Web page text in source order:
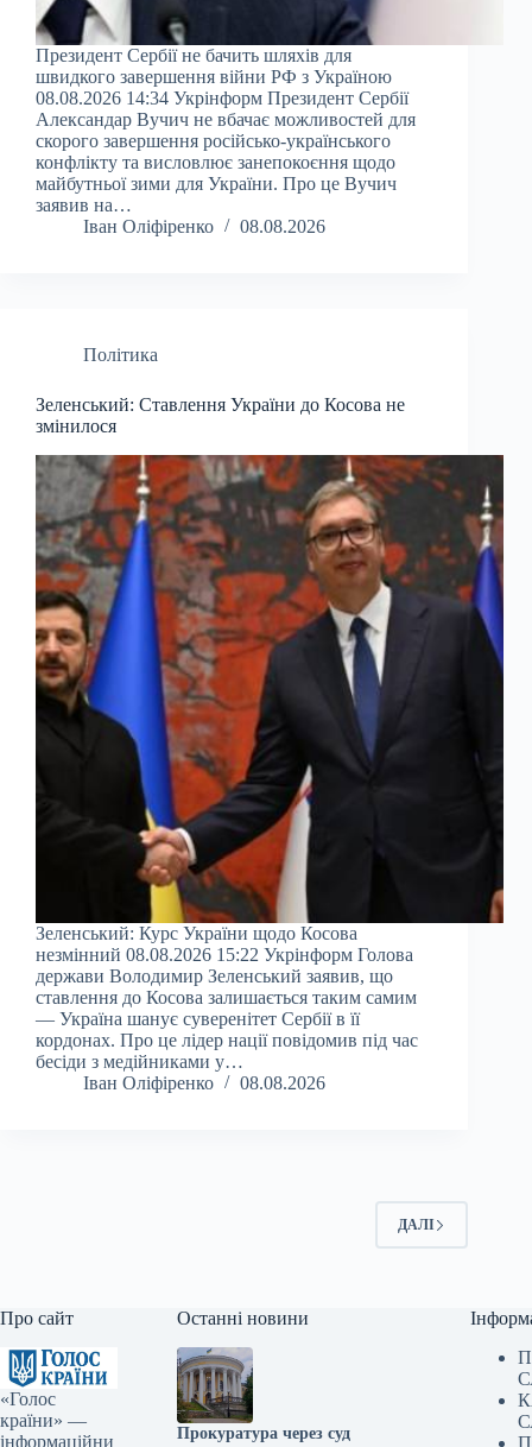
Президент Сербії не бачить шляхів для
швидкого завершення війни РФ з Україною
08.08.2026 14:34 Укрінформ Президент Сербії
Александар Вучич не вбачає можливостей для
скорого завершення російсько-українського
конфлікту та висловлює занепокоєння щодо
майбутньої зими для України. Про це Вучич
заявив на…
Іван Оліфіренко
08.08.2026
Політика
Зеленський: Ставлення України до Косова не
змінилося
Зеленський: Курс України щодо Косова
незмінний 08.08.2026 15:22 Укрінформ Голова
держави Володимир Зеленський заявив, що
ставлення до Косова залишається таким самим
— Україна шанує суверенітет Сербії в її
кордонах. Про це лідер нації повідомив під час
бесіди з медійниками у…
Іван Оліфіренко
08.08.2026
ДАЛІ
Про сайт
«Голос
країни» —
інформаційни
Останні новини
Прокуратура через суд